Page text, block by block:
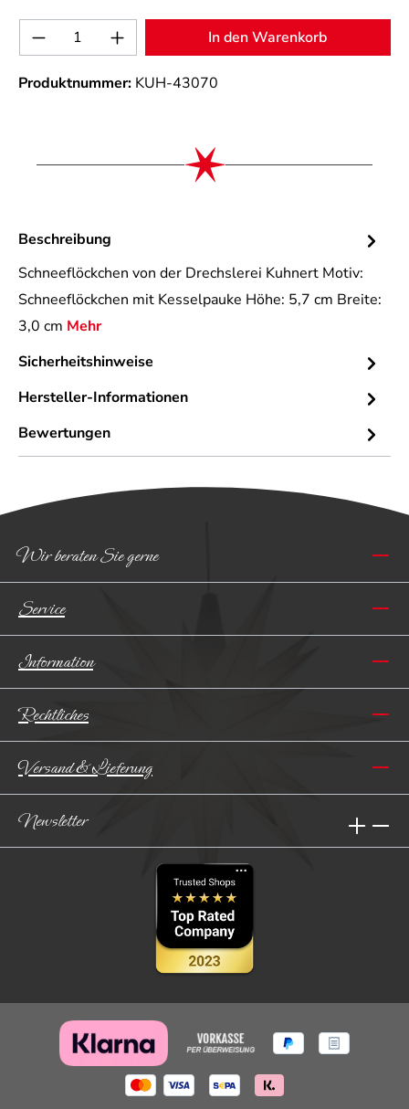
Produkt Anzahl: Gib den gewünschten
In den Warenkorb
Produktnummer: KUH-43070
Beschreibung
Schneeflöckchen von der Drechslerei Kuhnert Motiv:
Schneeflöckchen mit Kesselpauke Höhe: 5,7 cm Breite:
3,0 cm Mehr
Sicherheitshinweise
Hersteller-Informationen
Bewertungen
Wir beraten Sie gerne
Service
Information
Rechtliches
Versand & Lieferung
Newsletter